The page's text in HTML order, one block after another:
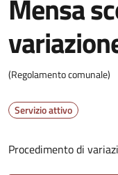
Mensa
(Regolamento comunale)
Servizio attivo
Procedimento di